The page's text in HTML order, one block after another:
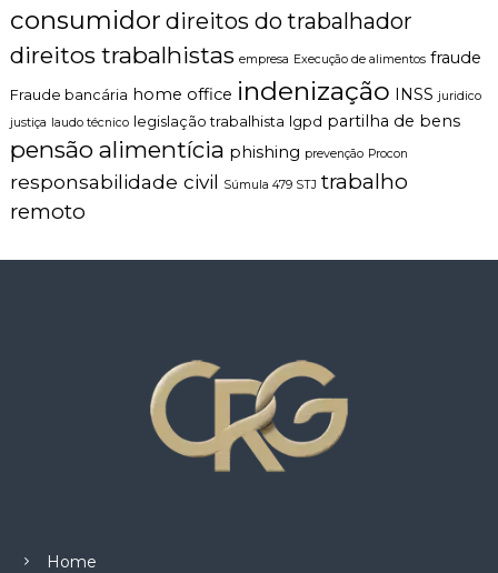
consumidor direitos do trabalhador
direitos trabalhistas empresa Execução de alimentos fraude
Fraude bancária home office indenização INSS juridico
justiça laudo técnico legislação trabalhista lgpd partilha de bens
pensão alimentícia phishing prevenção Procon
responsabilidade civil Súmula 479 STJ trabalho
remoto
Home